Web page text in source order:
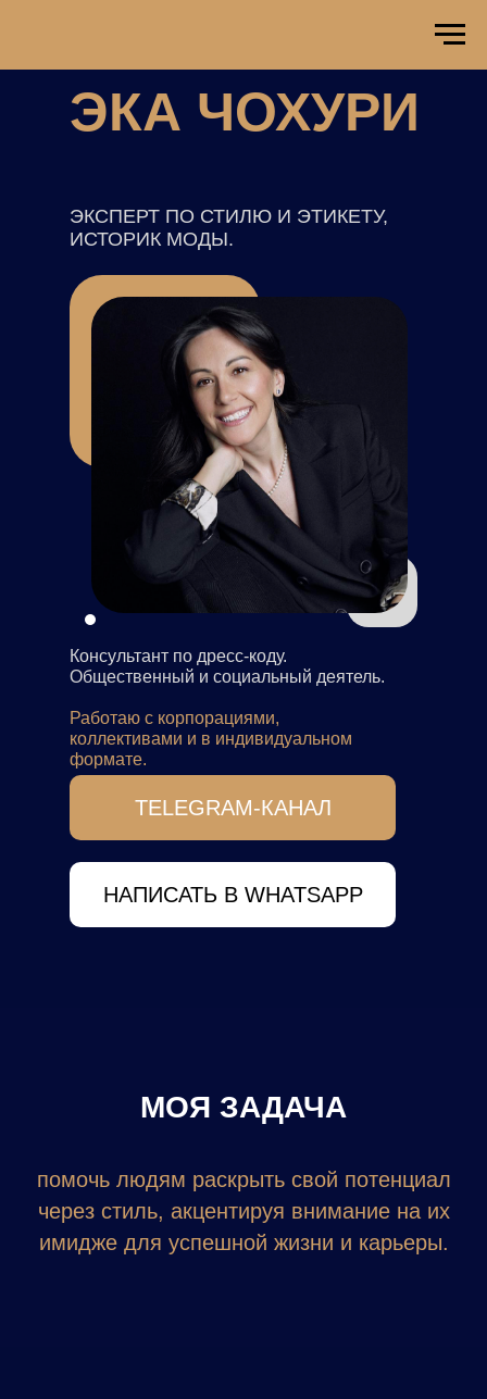
ЭКА ЧОХУРИ
Консультант по дресс-коду.
Общественный и социальный деятель.
Работаю с корпорациями,
коллективами и в индивидуальном
формате.
ЭКСПЕРТ ПО СТИЛЮ И ЭТИКЕТУ,
ИСТОРИК МОДЫ.
НАПИСАТЬ В WHATSAPP
TELEGRAM-КАНАЛ
МОЯ ЗАДАЧА
помочь людям раскрыть свой потенциал
через стиль, акцентируя внимание на их
имидже для успешной жизни и карьеры.